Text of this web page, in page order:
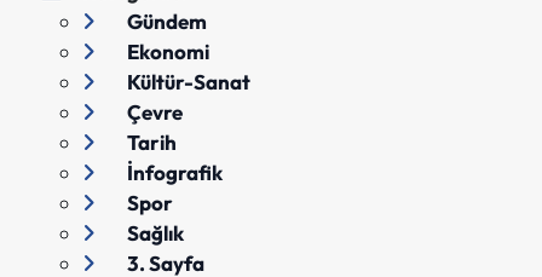
Gündem
Ekonomi
Kültür-Sanat
Çevre
Tarih
İnfografik
Spor
Sağlık
3. Sayfa